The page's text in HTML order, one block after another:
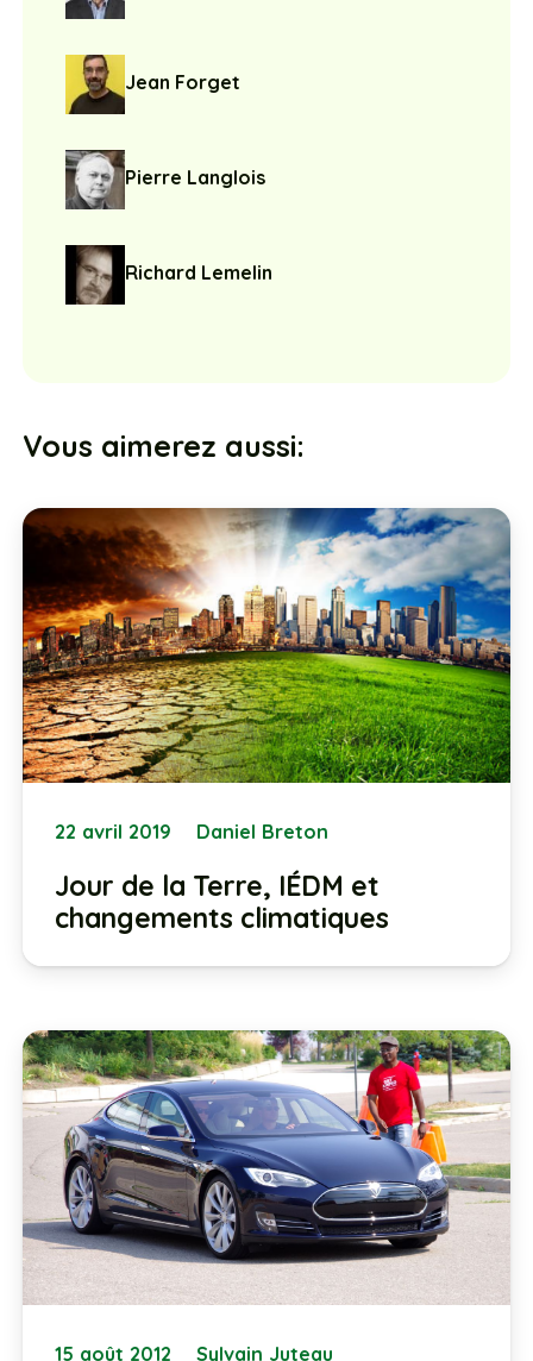
Jean Forget
Pierre Langlois
Richard Lemelin
Vous aimerez aussi:
22 avril 2019 Daniel Breton
Jour de la Terre, IÉDM et
changements climatiques
15 août 2012 Sylvain Juteau